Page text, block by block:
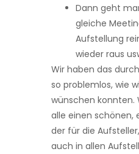
Dann geht
gleiche
Aufstellung
wieder raus
Wir haben das
so problemlos, wie
wünschen konnten.
alle einen schönen,
der für die
auch in allen